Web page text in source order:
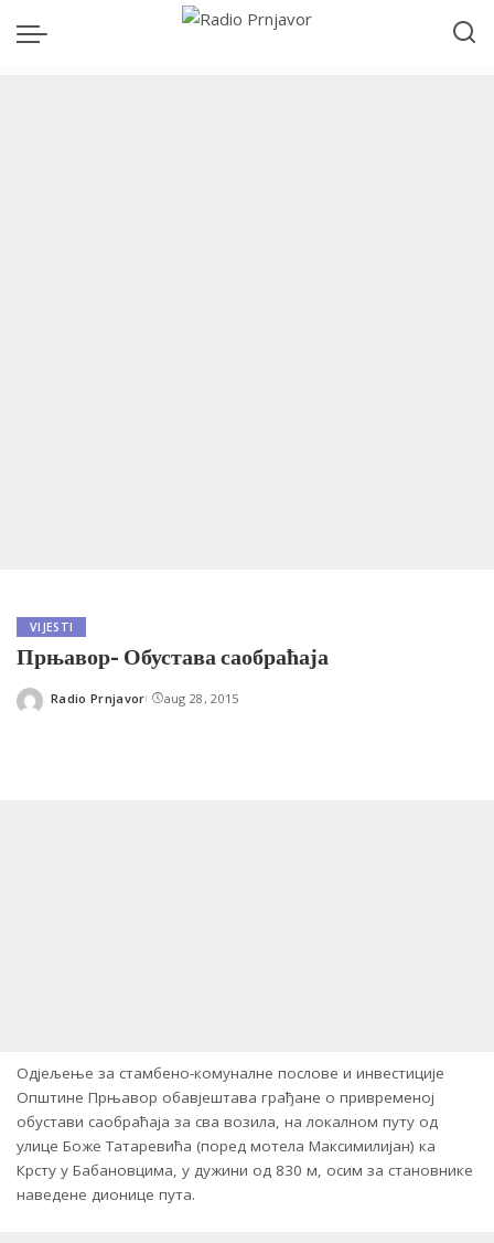
VIJESTI
Прњавор- Обустава саобраћаја
Posted
Radio Prnjavor aug 28, 2015
Одјељење за стамбено-комуналне послове и инвестиције
Општине Прњавор обавјештава грађане о привременој
обустави саобраћаја за сва возила, на локалном путу од
улице Боже Татаревића (поред мотела Максимилијан) ка
Крсту у Бабановцима, у дужини од 830 м, осим за становнике
наведене дионице пута.